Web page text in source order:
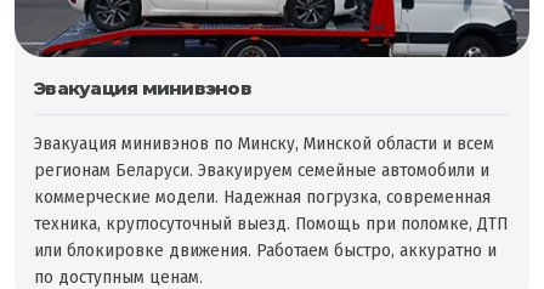
Эвакуация минивэнов
Эвакуация минивэнов по Минску, Минской области и всем
регионам Беларуси. Эвакуируем семейные автомобили и
коммерческие модели. Надежная погрузка, современная
техника, круглосуточный выезд. Помощь при поломке, ДТП
или блокировке движения. Работаем быстро, аккуратно и
по доступным ценам.